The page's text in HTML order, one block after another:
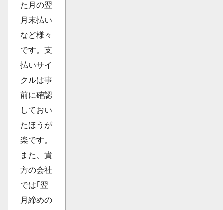
た月の翌
月末払い
など様々
です。支
払いサイ
クルは事
前に確認
しておい
たほうが
楽です。
また、貴
方の会社
では｢翌
月締めの